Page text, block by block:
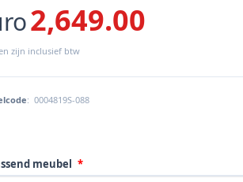
2,649.00
zijn inclusief btw
: 0004819S-088
meubel